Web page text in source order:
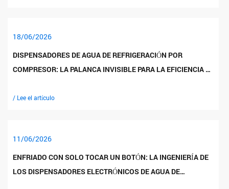
18/06/2026
DISPENSADORES DE AGUA DE REFRIGERACIÓN POR
COMPRESOR: LA PALANCA INVISIBLE PARA LA EFICIENCIA Y
/ Lee el artículo
11/06/2026
ENFRIADO CON SOLO TOCAR UN BOTÓN: LA INGENIERÍA DE
LOS DISPENSADORES ELECTRÓNICOS DE AGUA DE